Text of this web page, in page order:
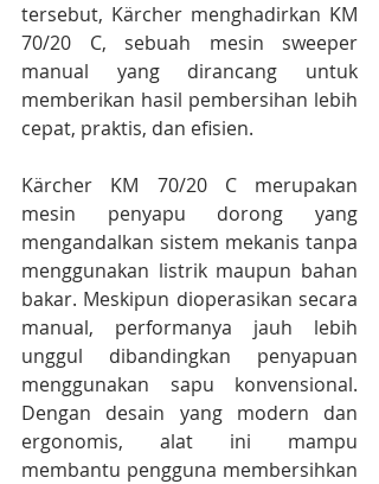
tersebut, Kärcher menghadirkan KM
70/20 C, sebuah mesin sweeper
manual yang dirancang untuk
memberikan hasil pembersihan lebih
cepat, praktis, dan efisien.
Kärcher KM 70/20 C merupakan
mesin penyapu dorong yang
mengandalkan sistem mekanis tanpa
menggunakan listrik maupun bahan
bakar. Meskipun dioperasikan secara
manual, performanya jauh lebih
unggul dibandingkan penyapuan
menggunakan sapu konvensional.
Dengan desain yang modern dan
ergonomis, alat ini mampu
membantu pengguna membersihkan